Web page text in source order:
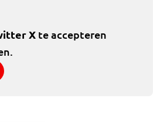
Xte accepteren